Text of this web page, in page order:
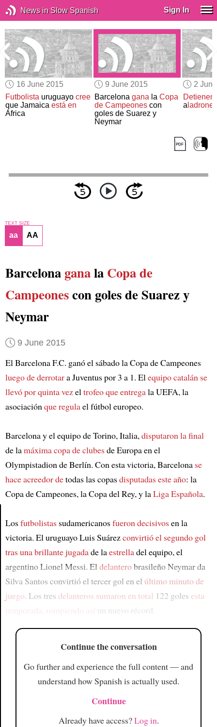
News in Slow Spanish Sign In
16 June 2015
Futbolista uruguayocree
que Jamaicaestá en
África
9 June 2015
Barcelona ganala Copa
de Campeonescon
goles de Suarez y
Neymar
2
Detienen
aladrones
TEXT SIZE
aa AA
Barcelona ganala Copa de
Campeonescon goles de Suarez y
Neymar
9 June 2015
El Barcelona F.C. ganó el sábado la Copa de Campeones
luego de derrotara Juventus por 3 a 1. Elequipo catalán se
llevó por quinta vezeltrofeoque entregala UEFA, la
asociaciónque regulael fútbol europeo.
Barcelona y el equipo de Torino, Italia,disputaron la final
de lamáxima copa de clubesde Europa en el
Olympistadion de Berlín. Con esta victoria, Barcelona se
hace acreedor detodas las copasdisputadas este año: la
Copa de Campeones, la Copa del Rey, y laLiga Española.
Losfutbolistassudamericanosfueron decisivosen la
victoria. El uruguayo Luis Suárezconvirtió el segundo gol
tras una brillante jugadade laestrelladel equipo, el
argentino Lionel Messi. El delanterobrasileño Neymar da
Silva Santos convirtió el tercer gol en el último minuto de
juego. Los tres delanteros sumaron en total 122 goles esta
temporada
rompiendo asíun nuevo récord.
Continue the conversation
Go further and experience the full content — and
understand how Spanish is actually used.
Continue
Already have access?Log in.